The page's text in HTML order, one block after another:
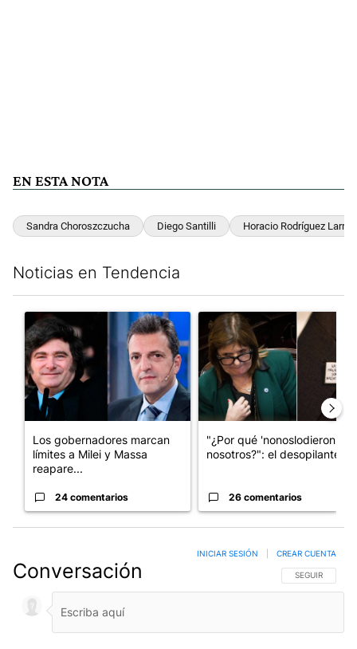
EN ESTA NOTA
Sandra Choroszczucha Diego Santilli Horacio Rodríguez
Noticias en Tendencia
Un artículo de tendencia con el título "Los gobernadores
Los gobernadores marcan
límites a Milei y Massa
reapare...
24 comentarios
Un artículo de tendencia con
"¿Por qué 'nonoslodieron' a
nosotros?": el desopilante ...
26 comentarios
Conversación SIGA ESTA
SEGUIR
INICIAR SESIÓN CREAR CUENTA